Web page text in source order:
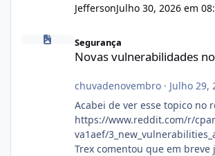
JeffersonJulho 30, 2026 em
Segurança
Novas vulnerabilidades
chuvadenovembro· Julho 29,
Acabei de ver esse topico no
https://www.reddit.com/r/
va1aef/
Trex comentou que em breve